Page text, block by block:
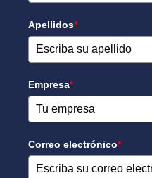
Apellidos*
Empresa*
Correo electrónico*